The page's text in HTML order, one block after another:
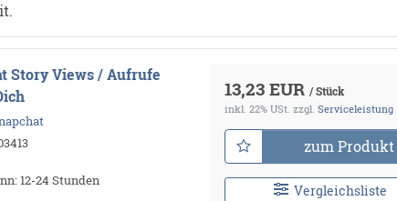
Story Views / Aufrufe
12-24 Stunden
13,23 EUR / Stück
inkl. 22% USt. zzgl. Serviceleistung
zum Produkt
Vergleichsliste